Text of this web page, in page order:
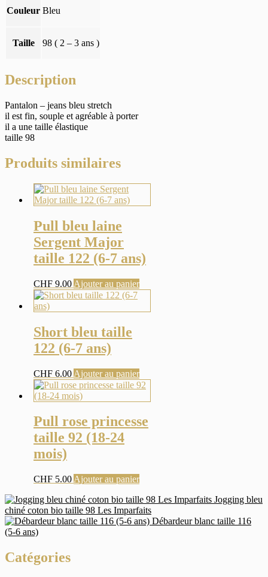
Couleur Bleu
Taille 98 ( 2 – 3 ans )
Description
Pantalon – jeans bleu stretch
il est fin, souple et agréable à porter
il a une taille élastique
taille 98
Produits similaires
Pull bleu laine
Sergent Major
taille 122 (6-7 ans)
CHF 9.00 Ajouter au panier
Short bleu taille
122 (6-7 ans)
CHF 6.00 Ajouter au panier
Pull rose princesse
taille 92 (18-24
mois)
CHF 5.00 Ajouter au panier
Jogging bleu
chiné coton bio taille 98 Les Imparfaits
Débardeur blanc taille 116
(5-6 ans)
Catégories